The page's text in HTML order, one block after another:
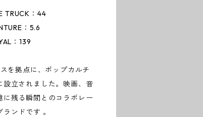
TRUCK：44
5.6
を拠点に、ポップカルチ
設立されました。映画、音
残る瞬間とのコラボレー
ンドです 。